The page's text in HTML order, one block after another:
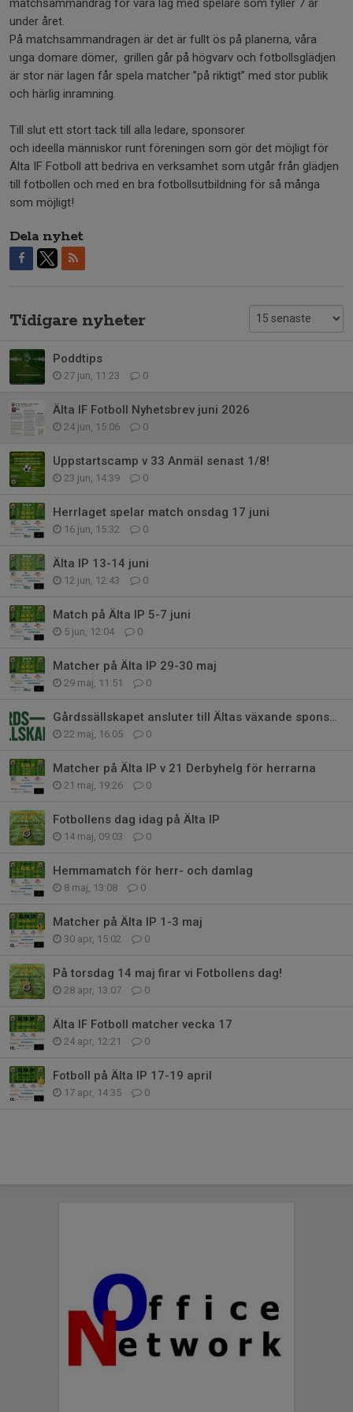
matchsammandrag för våra lag med spelare som fyller 7 år
under året.
På matchsammandragen är det är fullt ös på planerna, våra
unga domare dömer, grillen går på högvarv och fotbollsglädjen
är stor när lagen får spela matcher ”på riktigt” med stor publik
och härlig inramning.
Till slut ett stort tack till alla ledare, sponsorer
och ideella människor runt föreningen som gör det möjligt för
Älta IF Fotboll att bedriva en verksamhet som utgår från glädjen
till fotbollen och med en bra fotbollsutbildning för så många
som möjligt!
Dela nyhet
Tidigare nyheter
Poddtips
27 jun, 11:23 0
Älta IF Fotboll Nyhetsbrev juni 2026
24 jun, 15:06 0
Uppstartscamp v 33 Anmäl senast 1/8!
23 jun, 14:39 0
Herrlaget spelar match onsdag 17 juni
16 jun, 15:32 0
Älta IP 13-14 juni
12 jun, 12:43 0
Match på Älta IP 5-7 juni
5 jun, 12:04 0
Matcher på Älta IP 29-30 maj
29 maj, 11:51 0
Gårdssällskapet ansluter till Ältas växande sponsorfamilj!
22 maj, 16:05 0
Matcher på Älta IP v 21 Derbyhelg för herrarna
21 maj, 19:26 0
Fotbollens dag idag på Älta IP
14 maj, 09:03 0
Hemmamatch för herr- och damlag
8 maj, 13:08 0
Matcher på Älta IP 1-3 maj
30 apr, 15:02 0
På torsdag 14 maj firar vi Fotbollens dag!
28 apr, 13:07 0
Älta IF Fotboll matcher vecka 17
24 apr, 12:21 0
Fotboll på Älta IP 17-19 april
17 apr, 14:35 0